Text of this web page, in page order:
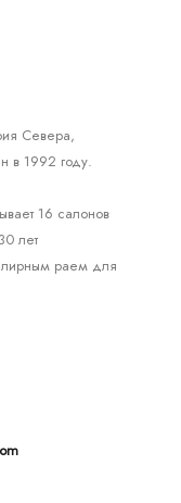
Севера,
в 1992 году.
16 салонов
лет
раем для